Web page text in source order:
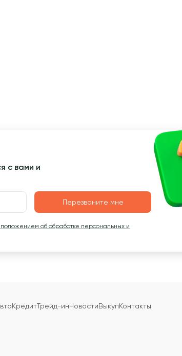
с вами и
Перезвоните мне
об обработке персональных и
КредитТрейд-инНовостиВыкупКонтакты